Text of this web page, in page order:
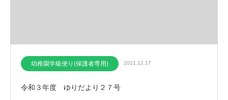
幼稚園学級便り(保護者専用) 2021.12.17
令和３年度 ゆりだより２７号